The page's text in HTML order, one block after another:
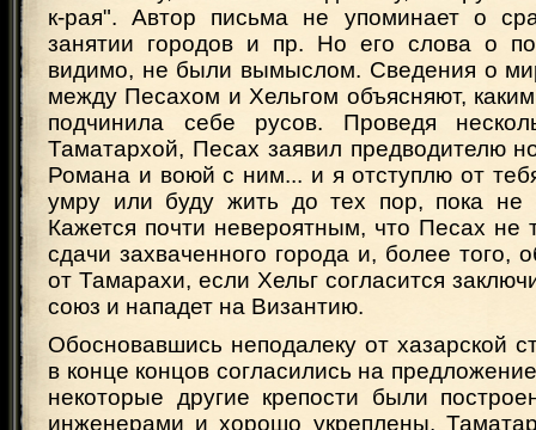
к-рая". Автор письма не упоминает о
занятии городов и пр. Но его слова о
видимо, не были вымыслом. Сведения о
между Песахом и Хельгом объясняют,
подчинила себе русов. Проведя
Таматархой, Песах заявил предводителю
Романа и воюй с ним... и я отступлю от
умру или буду жить до тех пор, пока не
Кажется почти невероятным, что Песах не
сдачи захваченного города и, более того,
от Тамарахи, если Хельг согласится
союз и нападет на Византию.
Обосновавшись неподалеку от хазарской
в конце концов согласились на
некоторые другие крепости были
инженерами и хорошо укреплены.